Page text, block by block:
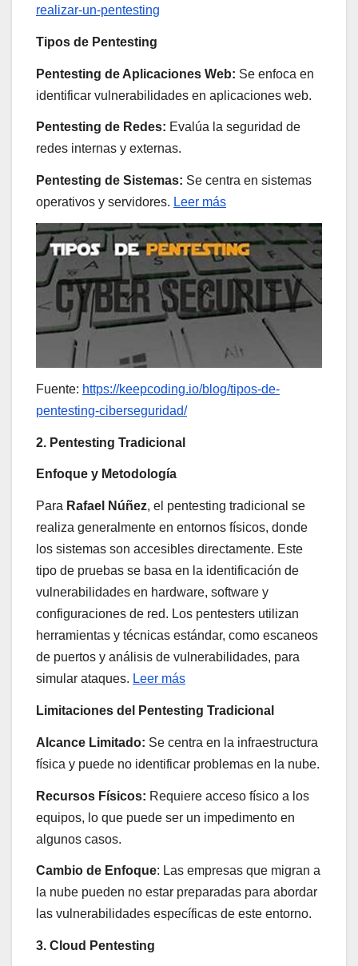
realizar-un-pentesting
Tipos de Pentesting
Pentesting de Aplicaciones Web: Se enfoca en
identificar vulnerabilidades en aplicaciones web.
Pentesting de Redes: Evalúa la seguridad de
redes internas y externas.
Pentesting de Sistemas: Se centra en sistemas
operativos y servidores. Leer más
Fuente: https://keepcoding.io/blog/tipos-de-
pentesting-ciberseguridad/
2. Pentesting Tradicional
Enfoque y Metodología
Para Rafael Núñez, el pentesting tradicional se
realiza generalmente en entornos físicos, donde
los sistemas son accesibles directamente. Este
tipo de pruebas se basa en la identificación de
vulnerabilidades en hardware, software y
configuraciones de red. Los pentesters utilizan
herramientas y técnicas estándar, como escaneos
de puertos y análisis de vulnerabilidades, para
simular ataques. Leer más
Limitaciones del Pentesting Tradicional
Alcance Limitado: Se centra en la infraestructura
física y puede no identificar problemas en la nube.
Recursos Físicos: Requiere acceso físico a los
equipos, lo que puede ser un impedimento en
algunos casos.
Cambio de Enfoque: Las empresas que migran a
la nube pueden no estar preparadas para abordar
las vulnerabilidades específicas de este entorno.
3. Cloud Pentesting